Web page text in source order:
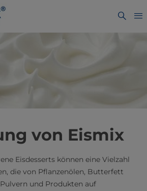
von Eismix
Eisdesserts können eine Vielzahl
die von Pflanzenölen, Butterfett
und Produkten auf